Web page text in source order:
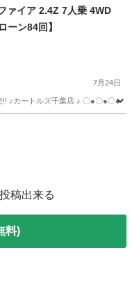
ァイア 2.4Z 7人乗 4WD
ーン84回】
7月24日
!! ♪カートルズ千葉店 ♪ 〇●〇●〇
稿出来る
料)